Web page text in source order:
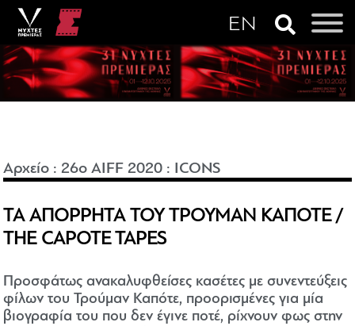
Αρχείο :26o AIFF 2020 : ICONS
ΤΑ ΑΠΟΡΡΗΤΑ ΤΟΥ ΤΡΟΥΜΑΝ ΚΑΠΟΤΕ /
THE CAPOTE TAPES
Προσφάτως ανακαλυφθείσες κασέτες με συνεντεύξεις
φίλων του Τρούμαν Καπότε, προορισμένες για μία
βιογραφία του που δεν έγινε ποτέ, ρίχνουν φως στην